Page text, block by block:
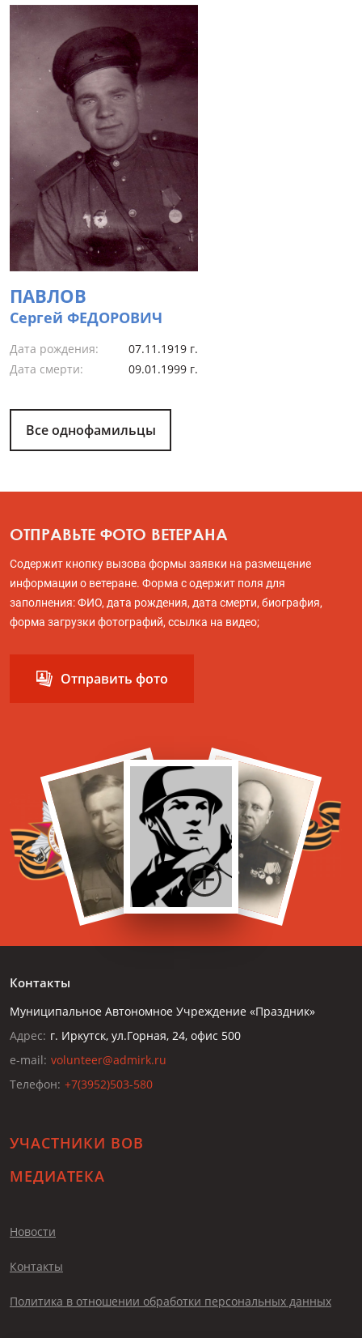
ПАВЛОВ
Сергей ФЕДОРОВИЧ
Дата рождения:
07.11.1919 г.
Дата смерти:
09.01.1999 г.
Все однофамильцы
ОТПРАВЬТЕ ФОТО ВЕТЕРАНА
Содержит кнопку вызова формы заявки на размещение
информации о ветеране. Форма с одержит поля для
заполнения: ФИО, дата рождения, дата смерти, биография,
форма загрузки фотографий, ссылка на видео;
Отправить фото
Контакты
Муниципальное Автономное Учреждение «Праздник»
Адрес: г. Иркутск, ул.Горная, 24, офис 500
e-mail: volunteer@admirk.ru
Телефон: +7(3952)503-580
УЧАСТНИКИ ВОВ
МЕДИАТЕКА
Новости
Контакты
Политика в отношении обработки персональных данных